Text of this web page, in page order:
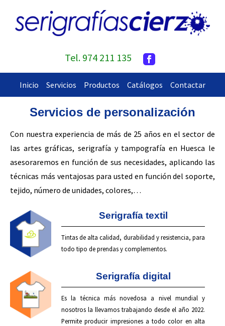
Tel. 974 211 135
Inicio Servicios Productos Catálogos Contactar
Servicios de personalización
Con nuestra experiencia de más de 25 años en el sector de
las artes gráficas, serigrafía y tampografía en Huesca le
asesoraremos en función de sus necesidades, aplicando las
técnicas más ventajosas para usted en función del soporte,
tejido, número de unidades, colores,…
Serigrafía textil
Tintas de alta calidad, durabilidad y resistencia, para
todo tipo de prendas y complementos.
Serigrafía digital
Es la técnica más novedosa a nivel mundial y
nosotros la llevamos trabajando desde el año 2022.
Permite producir impresiones a todo color en alta